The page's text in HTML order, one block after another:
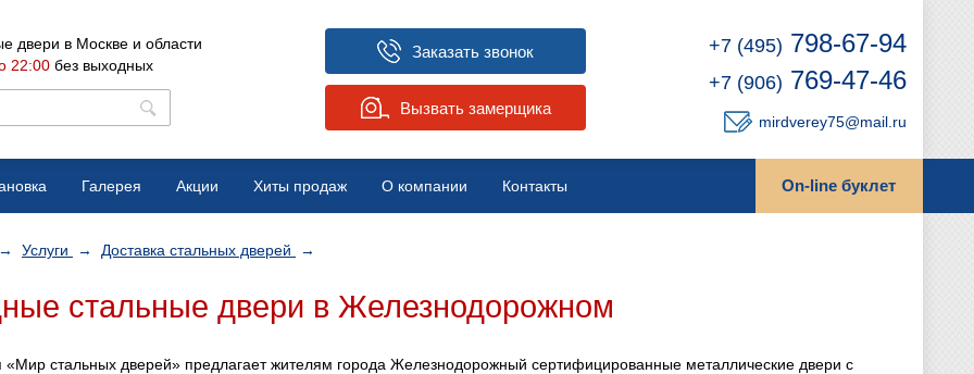
двери в Москве и области
22:00 без выходных
Заказать звонок
Вызвать замерщика
+7 (495) 798-67-94
+7 (906) 769-47-46
mirdverey75@mail.ru
Галерея Акции Хиты продаж О компании
Новости
Контакты On-line буклет
→ Услуги → Доставка стальных дверей →
стальные двери в Железнодорожном
«Мир стальных дверей» предлагает жителям города Железнодорожный сертифицированные металлические двери с